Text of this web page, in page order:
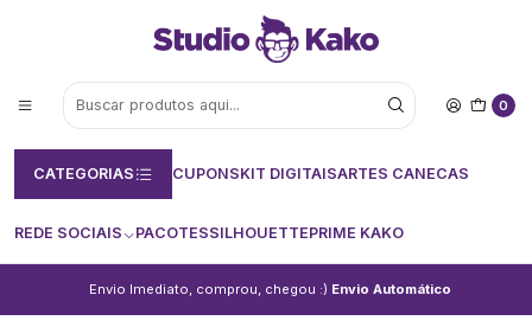
0
CATEGORIAS CUPONSKIT DIGITAISARTES CANECAS
REDE SOCIAIS PACOTESSILHOUETTEPRIME KAKO
Envio Imediato, comprou, chegou :) Envio Automático